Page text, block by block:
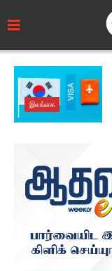
இலங்கை